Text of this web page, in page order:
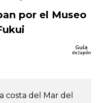
Русский
por el Museo
Guía
de Japón
costa del Mar del